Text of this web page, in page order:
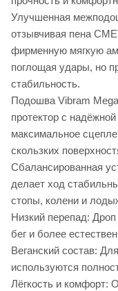
Улучшенная
отзывчивая пена
фирменную мягкую
поглощая удары, но
стабильность.
Подошва Vibram
протектор с
максимальное
скользких
Сбалансированная
делает ход
стопы, колени и
Низкий перепад:
бег и более
Веганский состав:
используются
Лёгкость и комфорт: